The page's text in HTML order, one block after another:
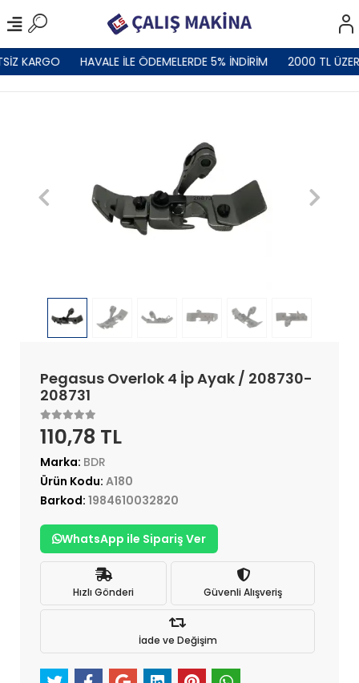
KARGO HAVALE İLE ÖDEMELERDE 5% İNDİRİM 2000 TL
Pegasus Overlok 4 İp Ayak / 208730-
208731
110,78 TL
Marka: BDR
Ürün Kodu: A180
Barkod: 1984610032820
WhatsApp ile Sipariş Ver
Hızlı Gönderi Güvenli Alışveriş
İade ve Değişim